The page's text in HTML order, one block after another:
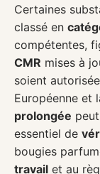
Certaines
classé en
compétentes,
CMR mises à
soient
Européenne et
prolongée
essentiel de
bougies
travail et au